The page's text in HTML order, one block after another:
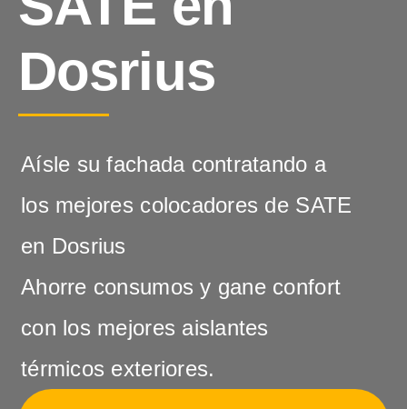
Dosrius
Aísle su fachada contratando a
los mejores colocadores de SATE
en Dosrius
Ahorre consumos y gane confort
con los mejores aislantes
térmicos exteriores.